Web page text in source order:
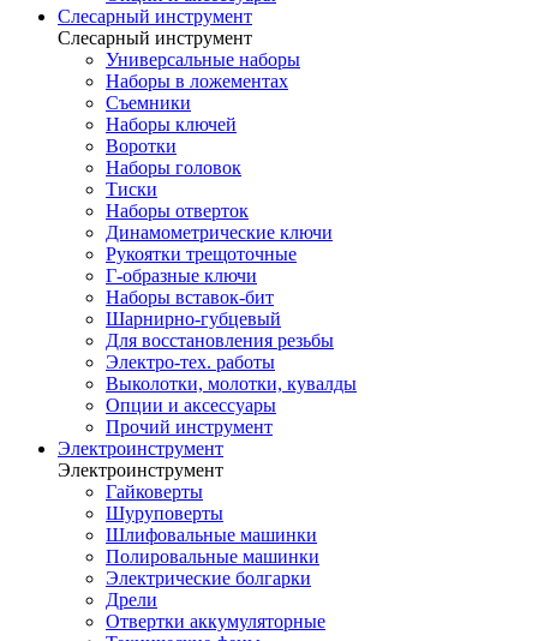
Слесарный инструмент
Слесарный инструмент
Универсальные наборы
Наборы в ложементах
Съемники
Наборы ключей
Воротки
Наборы головок
Тиски
Наборы отверток
Динамометрические ключи
Рукоятки трещоточные
Г-образные ключи
Наборы вставок-бит
Шарнирно-губцевый
Для восстановления резьбы
Электро-тех. работы
Выколотки, молотки, кувалды
Опции и аксессуары
Прочий инструмент
Электроинструмент
Электроинструмент
Гайковерты
Шуруповерты
Шлифовальные машинки
Полировальные машинки
Электрические болгарки
Дрели
Отвертки аккумуляторные